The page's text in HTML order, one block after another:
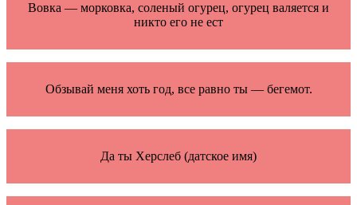
Вовка — морковка, соленый огурец, огурец валяется и
никто его не ест
Обзывай меня хоть год, все равно ты — бегемот.
Да ты Херслеб (датское имя)